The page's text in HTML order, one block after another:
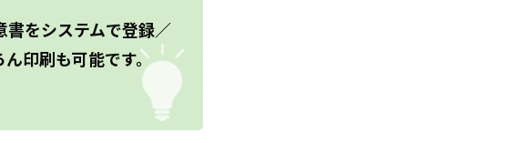
書をシステムで登録／
印刷も可能です。